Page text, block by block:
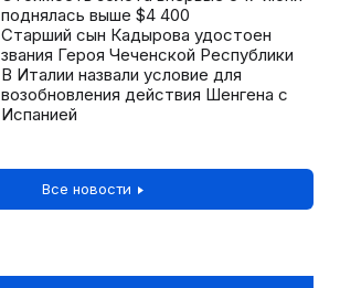
поднялась выше $4 400
Старший сын Кадырова удостоен
звания Героя Чеченской Республики
В Италии назвали условие для
возобновления действия Шенгена с
Испанией
Все новости